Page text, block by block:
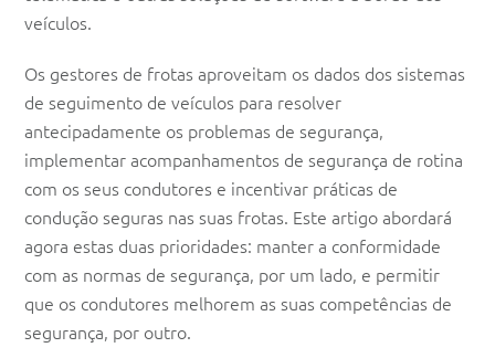
veículos.
Os gestores de frotas aproveitam os dados dos sistemas
de seguimento de veículos para resolver
antecipadamente os problemas de segurança,
implementar acompanhamentos de segurança de rotina
com os seus condutores e incentivar práticas de
condução seguras nas suas frotas. Este artigo abordará
agora estas duas prioridades: manter a conformidade
com as normas de segurança, por um lado, e permitir
que os condutores melhorem as suas competências de
segurança, por outro.